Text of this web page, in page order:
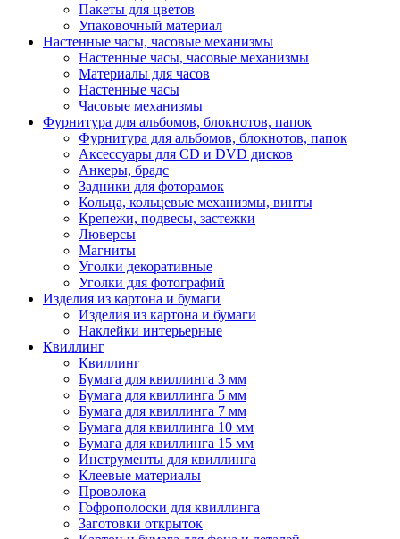
Пакеты для цветов
Упаковочный материал
Настенные часы, часовые механизмы
Настенные часы, часовые механизмы
Материалы для часов
Настенные часы
Часовые механизмы
Фурнитура для альбомов, блокнотов, папок
Фурнитура для альбомов, блокнотов, папок
Аксессуары для CD и DVD дисков
Анкеры, брадс
Задники для фоторамок
Кольца, кольцевые механизмы, винты
Крепежи, подвесы, застежки
Люверсы
Магниты
Уголки декоративные
Уголки для фотографий
Изделия из картона и бумаги
Изделия из картона и бумаги
Наклейки интерьерные
Квиллинг
Квиллинг
Бумага для квиллинга 3 мм
Бумага для квиллинга 5 мм
Бумага для квиллинга 7 мм
Бумага для квиллинга 10 мм
Бумага для квиллинга 15 мм
Инструменты для квиллинга
Клеевые материалы
Проволока
Гофрополоски для квиллинга
Заготовки открыток